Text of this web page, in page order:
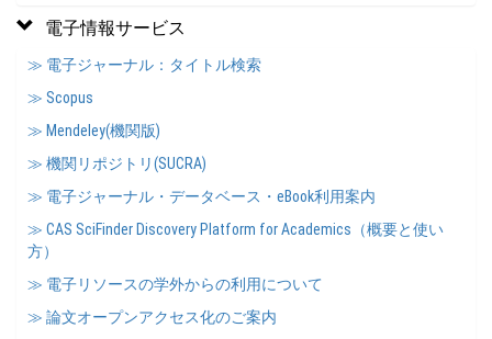
電子情報サービス
≫ 電子ジャーナル：タイトル検索
≫ Scopus
≫ Mendeley(機関版)
≫ 機関リポジトリ(SUCRA)
≫ 電子ジャーナル・データベース・eBook利用案内
≫ CAS SciFinder Discovery Platform for Academics（概要と使い
方）
≫ 電子リソースの学外からの利用について
≫ 論文オープンアクセス化のご案内